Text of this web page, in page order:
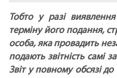
Тобто у разі
терміну його подання,
особа, яка провадить
подають звітність самі
Звіт у повному обсязі